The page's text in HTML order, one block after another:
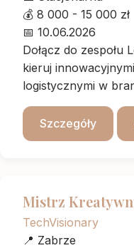
💰 8 000 - 15 000 zł
📅 10.06.2026
Dołącz do zespołu
kieruj
logistycznymi w
Szczegóły
Mistrz
TechVisionary
📍 Zabrze